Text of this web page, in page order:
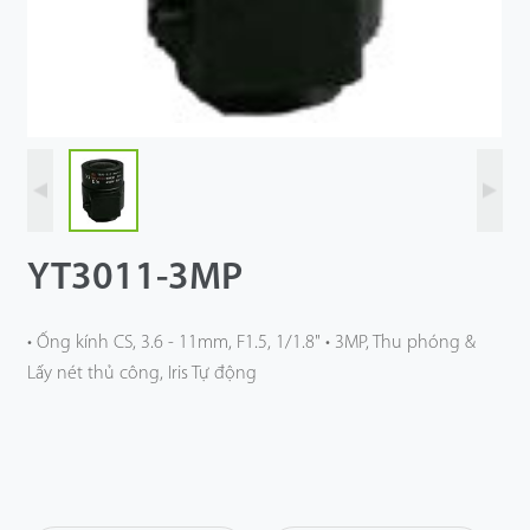
YT3011-3MP
• Ống kính CS, 3.6 - 11mm, F1.5, 1/1.8" • 3MP, Thu phóng &
Lấy nét thủ công, Iris Tự động